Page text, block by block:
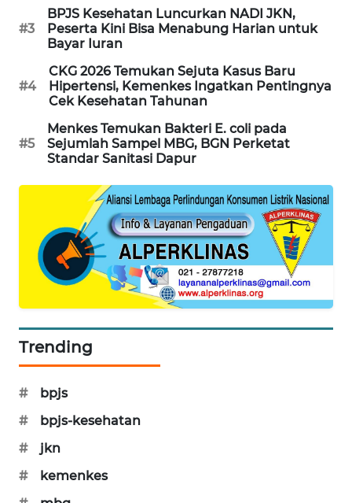
#3
BPJS Kesehatan Luncurkan NADI JKN,
Peserta Kini Bisa Menabung Harian untuk
Bayar Iuran
#4
CKG 2026 Temukan Sejuta Kasus Baru
Hipertensi, Kemenkes Ingatkan Pentingnya
Cek Kesehatan Tahunan
#5
Menkes Temukan Bakteri E. coli pada
Sejumlah Sampel MBG, BGN Perketat
Standar Sanitasi Dapur
Trending
#
bpjs
#
bpjs-kesehatan
#
jkn
#
kemenkes
PERSONA
WAHANA
OTOMOTIF
WAHANA
HEALTH
WAHANA
DESA
LAPAK
WAHANA
KONSUMEN
LISTRIK
MASYARAKAT
KELISTRIKAN
WALINKI